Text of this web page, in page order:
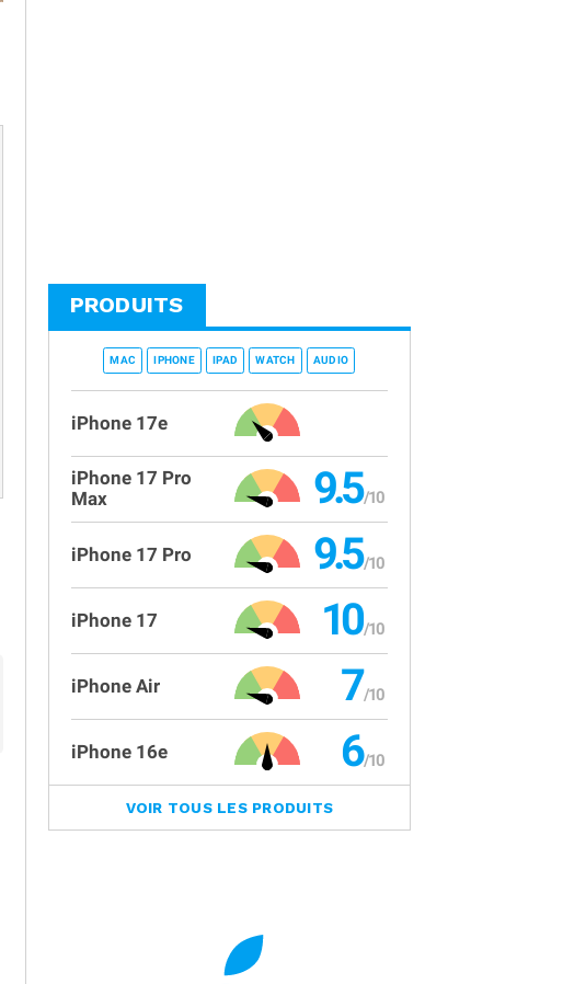
PRODUITS
MAC IPHONE IPAD WATCH AUDIO
iPhone 17e
iPhone 17 Pro
Max
9.5
iPhone 17 Pro 9.5
iPhone 17 10
iPhone Air 7
iPhone 16e 6
VOIR TOUS LES PRODUITS